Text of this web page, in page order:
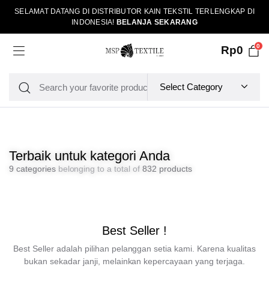
SELAMAT DATANG DI DISTRIBUTOR KAIN TEKSTIL TERLENGKAP DI
INDONESIA! BELANJA SEKARANG
Rp0 0
Terbaik untuk kategori Anda
9 categoriesbelonging to a total of 832 products
Best Seller !
Best Seller adalah pilihan pelanggan setia kami. Karena kualitas
bukan sekadar janji, melainkan kepercayaan yang terjaga.